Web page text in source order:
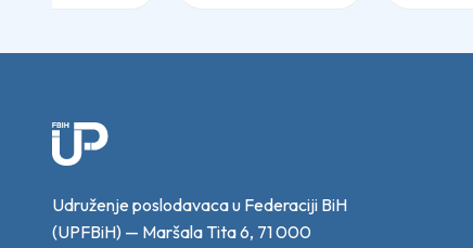
Udruženje poslodavaca u Federaciji BiH
(UPFBiH) — Maršala Tita 6, 71 000